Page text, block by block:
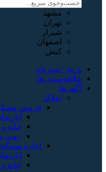
مشهد
تهران
شیراز
اصفهان
کیش
ورود / ثبت نام
علاقه‌مندی ها
آگهی‌ها
املاک
فروش
خانه و
زمین
اجاره
خانه و